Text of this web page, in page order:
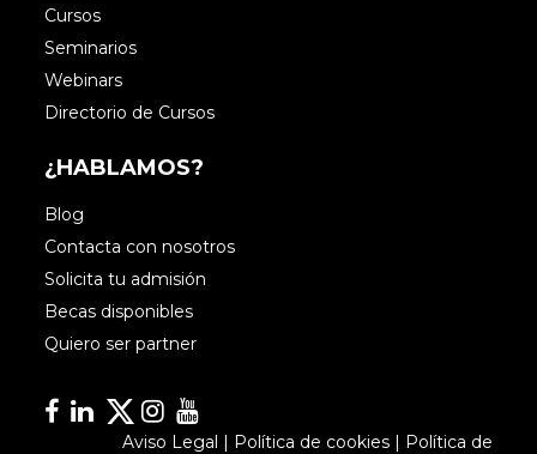
Cursos
Seminarios
Webinars
Directorio de Cursos
¿HABLAMOS?
Blog
Contacta con nosotros
Solicita tu admisión
Becas disponibles
Quiero ser partner
Facebook
Linkedin
Linkedin
Instagram
Aviso Legal Política de cookies| Política de